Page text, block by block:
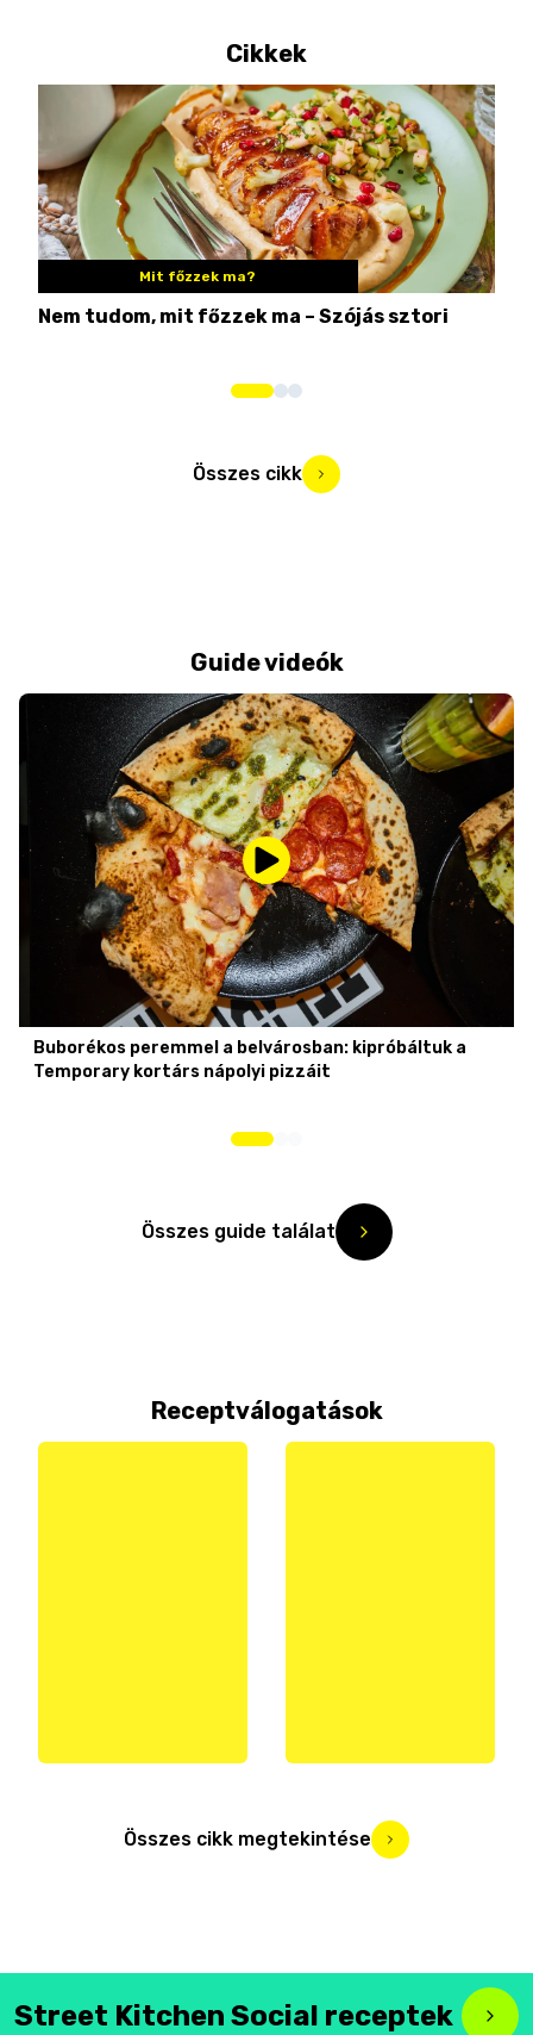
Cikkek
Mit főzzek ma?
Nem tudom, mit főzzek ma – Szójás sztori
Összes cikk
Guide videók
Buborékos peremmel a belvárosban: kipróbáltuk a
Temporary kortárs nápolyi pizzáit
Összes guide találat
Receptválogatások
Összes cikk megtekintése
Street Kitchen Social receptek